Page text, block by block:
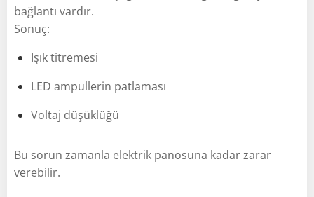
bağlantı vardır.
Sonuç:
Işık titremesi
LED ampullerin patlaması
Voltaj düşüklüğü
Bu sorun zamanla elektrik panosuna kadar zarar
verebilir.